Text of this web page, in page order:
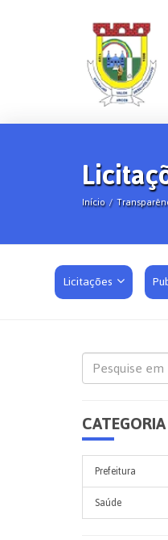
Início
Licitações
CATEGORIA
Prefeitura
Saúde